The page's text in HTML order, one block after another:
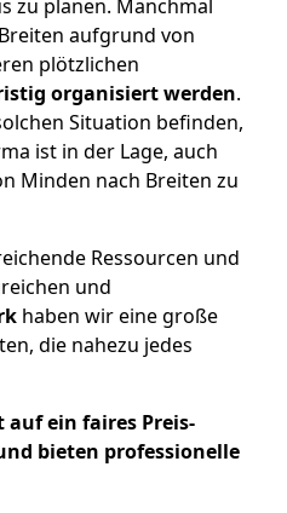
zu planen. Manchmal
aufgrund von
plötzlichen
organisiert werden.
Situation befinden,
ist in der Lage, auch
Minden nach Breiten zu
Ressourcen und
und
haben wir eine große
die nahezu jedes
auf ein faires Preis-
bieten professionelle